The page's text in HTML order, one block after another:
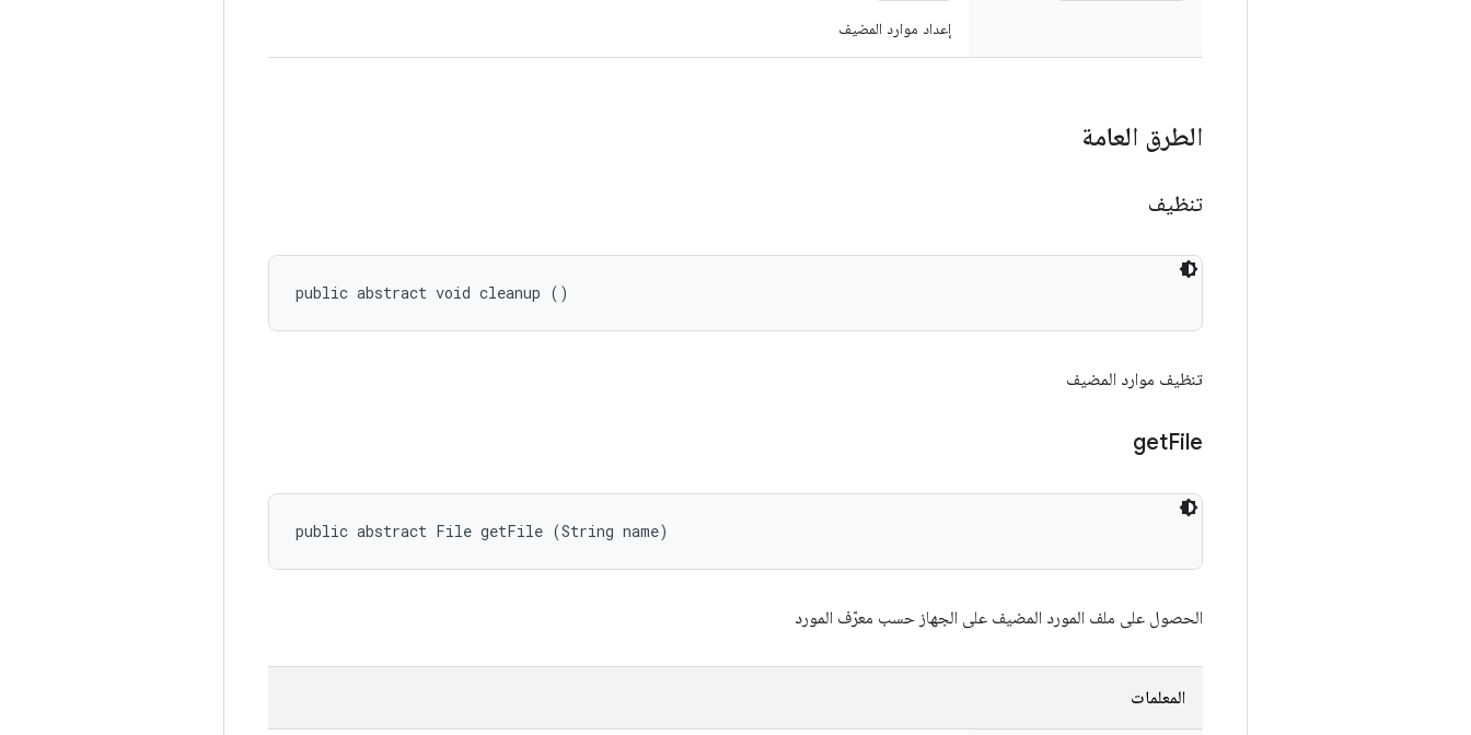
إعداد موارد المضيف
الطرق العامة
تنظيف
public abstract void cleanup ()
تنظيف موارد المضيف
getFile
public abstract File getFile (String name)
الحصول على ملف المورد المضيف على الجهاز حسب معرّف المورد
المعلمات